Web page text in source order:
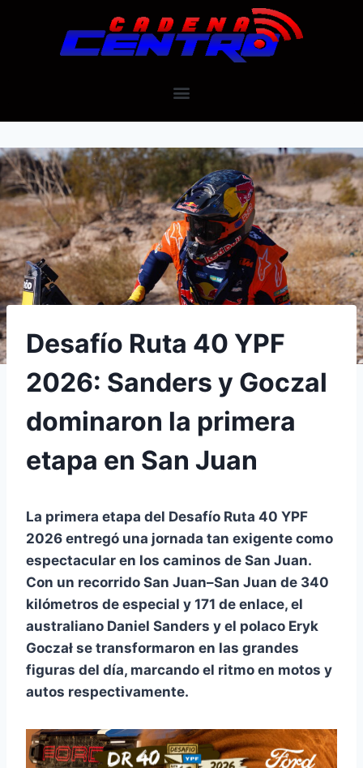
Desafío Ruta 40 YPF
2026: Sanders y Goczal
dominaron la primera
etapa en San Juan
La primera etapa del Desafío Ruta 40 YPF
2026 entregó una jornada tan exigente como
espectacular en los caminos de San Juan.
Con un recorrido San Juan–San Juan de 340
kilómetros de especial y 171 de enlace, el
australiano Daniel Sanders y el polaco Eryk
Goczał se transformaron en las grandes
figuras del día, marcando el ritmo en motos y
autos respectivamente.